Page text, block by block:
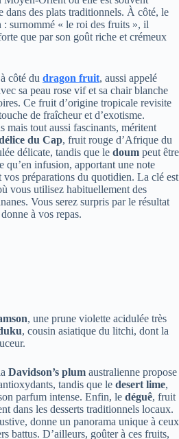
dans des plats traditionnels. À côté, le
: surnommé « le roi des fruits », il
que par son goût riche et crémeux
côté du dragon fruit, aussi appelé
sa peau rose vif et sa chair blanche
Ce fruit d’origine tropicale revisite
de fraîcheur et d’exotisme.
mais tout aussi fascinants, méritent
du Cap, fruit rouge d’Afrique du
délicate, tandis que le doum peut être
qu’en infusion, apportant une note
préparations du quotidien. La clé est
vous utilisez habituellement des
Vous serez surpris par le résultat
à vos repas.
, une prune violette acidulée très
, cousin asiatique du litchi, dont la
Davidson’s plum australienne propose
tandis que le desert lime,
parfum intense. Enfin, le déguê, fruit
dans les desserts traditionnels locaux.
donne un panorama unique à ceux
battus. D’ailleurs, goûter à ces fruits,